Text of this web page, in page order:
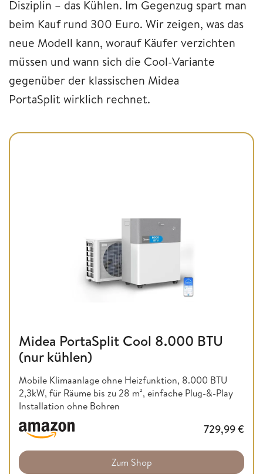
Disziplin – das Kühlen. Im Gegenzug spart man
beim Kauf rund 300 Euro. Wir zeigen, was das
neue Modell kann, worauf Käufer verzichten
müssen und wann sich die Cool-Variante
gegenüber der klassischen Midea
PortaSplit wirklich rechnet.
Midea PortaSplit Cool 8.000 BTU
(nur kühlen)
Mobile Klimaanlage ohne Heizfunktion, 8.000 BTU
2,3kW, für Räume bis zu 28 m², einfache Plug-&-Play
Installation ohne Bohren
729,99€
Zum Shop